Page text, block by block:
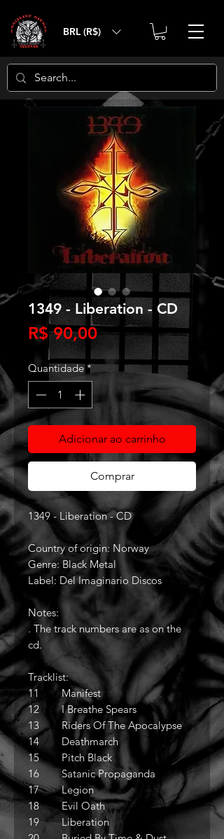
BRL (R$)
1349 - Liberation - CD
R$ 90,00Preço
Quantidade *
Adicionar ao carrinho
Comprar
1349 - Liberation - CD
Country of origin: Norway
Genre: Black Metal
Label: Del Imaginario Discos
Notes:
. The track numbers are as on the
cd.
Tracklist:
11 Manifest
12 I Breathe Spears
13 Riders Of The Apocalypse
14 Deathmarch
15 Pitch Black
16 Satanic Propaganda
17 Legion
18 Evil Oath
19 Liberation